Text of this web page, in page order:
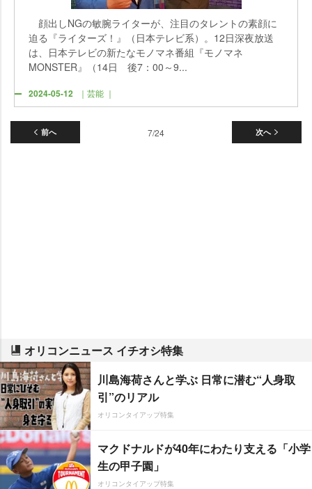
顔出しNGの敏腕ライターが、注目のタレントの素顔に
迫る『ライターズ！』（日本テレビ系）。12日深夜放送
は、日本テレビの新たなモノマネ番組『モノマネ
MONSTER』（14日 後7：00～9...
2024-05-12 ｜芸能 ｜
前へ 次へ
7/24
オリコンニュース イチオシ特集
川島海荷さんと学ぶ 日常に潜む“人身取
引”のリアル
オリコンタイアップ特集
マクドナルドが40年にわたり支える「小学
生の甲子園」
オリコンタイアップ特集